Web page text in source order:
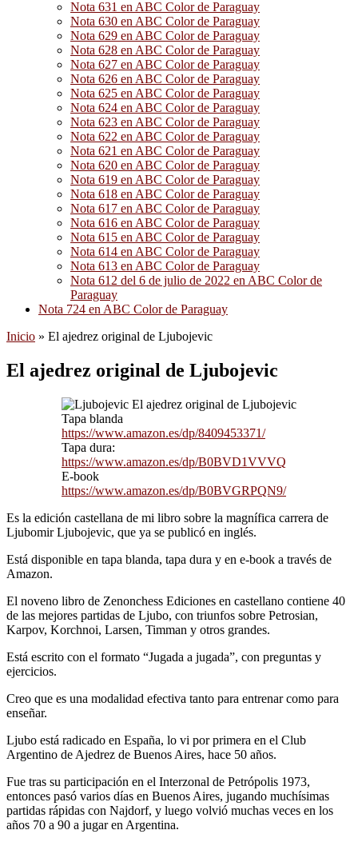
Nota 631 en ABC Color de Paraguay
Nota 630 en ABC Color de Paraguay
Nota 629 en ABC Color de Paraguay
Nota 628 en ABC Color de Paraguay
Nota 627 en ABC Color de Paraguay
Nota 626 en ABC Color de Paraguay
Nota 625 en ABC Color de Paraguay
Nota 624 en ABC Color de Paraguay
Nota 623 en ABC Color de Paraguay
Nota 622 en ABC Color de Paraguay
Nota 621 en ABC Color de Paraguay
Nota 620 en ABC Color de Paraguay
Nota 619 en ABC Color de Paraguay
Nota 618 en ABC Color de Paraguay
Nota 617 en ABC Color de Paraguay
Nota 616 en ABC Color de Paraguay
Nota 615 en ABC Color de Paraguay
Nota 614 en ABC Color de Paraguay
Nota 613 en ABC Color de Paraguay
Nota 612 del 6 de julio de 2022 en ABC Color de
Paraguay
Nota 724 en ABC Color de Paraguay
Inicio » El ajedrez original de Ljubojevic
El ajedrez original de Ljubojevic
Tapa blanda
https://www.amazon.es/dp/8409453371/
Tapa dura:
https://www.amazon.es/dp/B0BVD1VVVQ
E-book
https://www.amazon.es/dp/B0BVGRPQN9/
Es la edición castellana de mi libro sobre la magnífica carrera de
Ljubomir Ljubojevic, que ya se publicó en inglés.
Está disponible en tapa blanda, tapa dura y en e-book a través de
Amazon.
El noveno libro de Zenonchess Ediciones en castellano contiene 40
de las mejores partidas de Ljubo, con triunfos sobre Petrosian,
Karpov, Korchnoi, Larsen, Timman y otros grandes.
Está escrito con el formato “Jugada a jugada”, con preguntas y
ejercicios.
Creo que es una modalidad efectiva tanto para entrenar como para
enseñar.
Ljubo está radicado en España, lo vi por primera en el Club
Argentino de Ajedrez de Buenos Aires, hace 50 años.
Fue tras su participación en el Interzonal de Petrópolis 1973,
entonces pasó varios días en Buenos Aires, jugando muchísimas
partidas rápidas con Najdorf, y luego volvió muchas veces en los
años 70 a 90 a jugar en Argentina.